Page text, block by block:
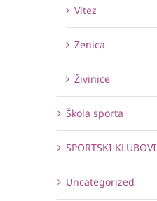
Vitez
Zenica
Živinice
Škola sporta
SPORTSKI KLUBOVI
Uncategorized